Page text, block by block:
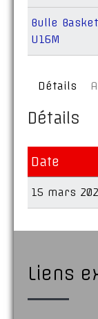
Bulle Basket
U16M
Détails
Détails
Date
15 mars
Liens